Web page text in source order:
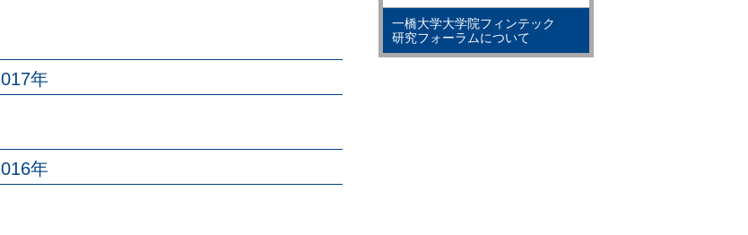
年
年
一橋大学大学院フィンテック
研究フォーラムについて